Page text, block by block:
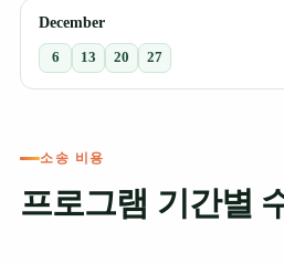
December
6 13 20 27
소송 비용
프로그램 기간별